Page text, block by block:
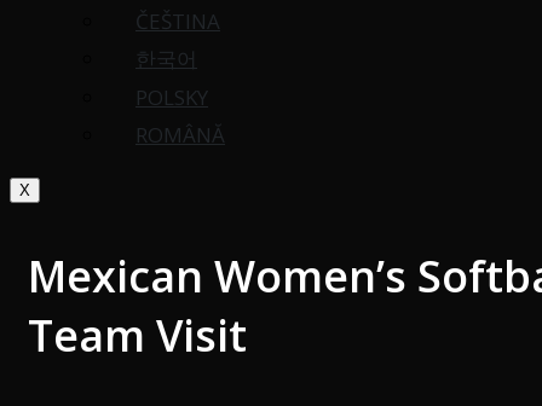
ČEŠTINA
한국어
POLSKY
ROMÂNĂ
X
Mexican Women’s
Team Visit